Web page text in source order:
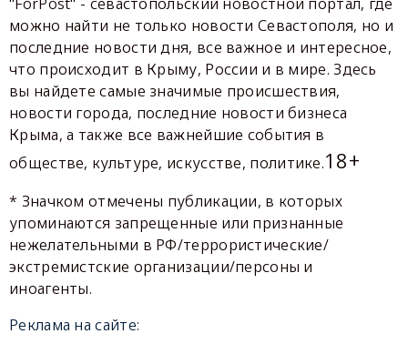
можно найти не только новости Севастополя, но и
последние новости дня, все важное и интересное,
что происходит в Крыму, России и в мире. Здесь
вы найдете самые значимые происшествия,
новости города, последние новости бизнеса
Крыма, а также все важнейшие события в
обществе, культуре, искусстве, политике.18+
* Значком отмечены публикации, в которых
упоминаются запрещенные или признанные
нежелательными в РФ/террористические/
экстремистские организации/персоны и
иноагенты.
Реклама на сайте: